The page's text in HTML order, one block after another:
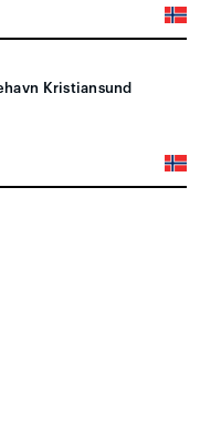
Kristiansund